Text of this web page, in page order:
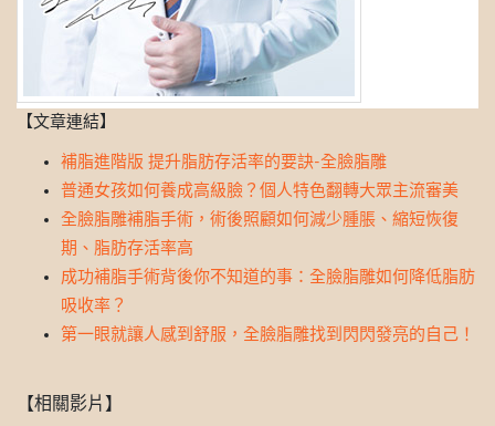
【文章連結】
補脂進階版 提升脂肪存活率的要訣-全臉脂雕
普通女孩如何養成高級臉？個人特色翻轉大眾主流審美
全臉脂雕補脂手術，術後照顧如何減少腫脹、縮短恢復
期、脂肪存活率高
成功補脂手術背後你不知道的事：全臉脂雕如何降低脂肪
吸收率？
第一眼就讓人感到舒服，全臉脂雕找到閃閃發亮的自己！
【相關影片】